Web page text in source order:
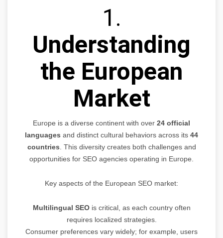
1.
Understanding
the European
Market
Europe is a diverse continent with over 24 official
languages and distinct cultural behaviors across its 44
countries . This diversity creates both challenges and
opportunities for SEO agencies operating in Europe.
Key aspects of the European SEO market:
Multilingual SEOis critical, as each country often
requires localized strategies.
Consumer preferences vary widely; for example, users